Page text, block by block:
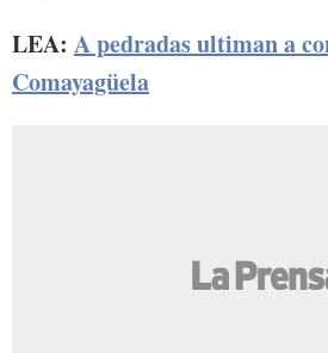
LEA: A pedradas ultiman a
Comayagüela